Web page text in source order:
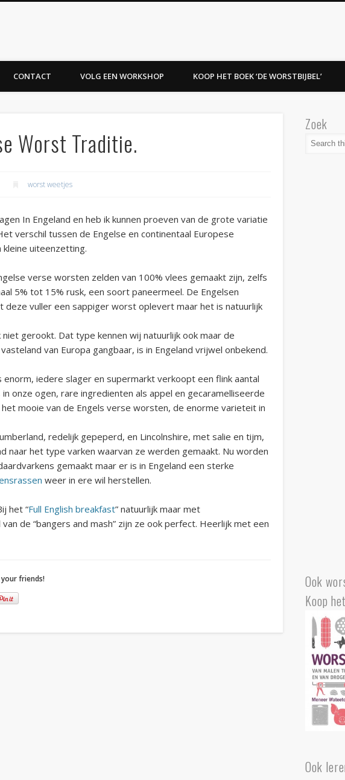
CONTACT VOLG EEN WORKSHOP KOOP HET BOEK ‘DE WORSTBIJBEL’
Worst Traditie.
worst weetjes
In Engeland en heb ik kunnen proeven van de grote variatie
verschil tussen de Engelse en continentaal Europese
uiteenzetting.
verse worsten zelden van 100% vlees gemaakt zijn, zelfs
5% tot 15% rusk, een soort paneermeel. De Engelsen
deze vuller een sappiger worst oplevert maar het is natuurlijk
gerookt. Dat type kennen wij natuurlijk ook maar de
van Europa gangbaar, is in Engeland vrijwel onbekend.
iedere slager en supermarkt verkoopt een flink aantal
onze ogen, rare ingredienten als appel en gecaramelliseerde
mooie van de Engels verse worsten, de enorme varieteit in
redelijk gepeperd, en Lincolnshire, met salie en tijm,
naar het type varken waarvan ze werden gemaakt. Nu worden
gemaakt maar er is in Engeland een sterke
weer in ere wil herstellen.
het “Full English breakfast” natuurlijk maar met
de “bangers and mash” zijn ze ook perfect. Heerlijk met een
friends!
Zoek
Ook
Koop
Ook